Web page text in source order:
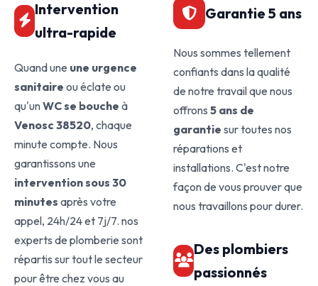
Intervention
ultra-rapide
Quand une une urgence
sanitaire ou éclate ou
qu'unWC se bouche à
Venosc 38520, chaque
minute compte. Nous
garantissons une
intervention sous 30
minutes après votre
appel, 24h/24 et 7j/7. nos
experts de plomberie sont
répartis sur tout le secteur
pour être chez vous au
Garantie 5 ans
Nous sommes tellement
confiants dans la qualité
de notre travail que nous
offrons 5 ans de
garantie sur toutes nos
réparations et
installations. C'est notre
façon de vous prouver que
nous travaillons pour durer.
Des plombiers
passionnés